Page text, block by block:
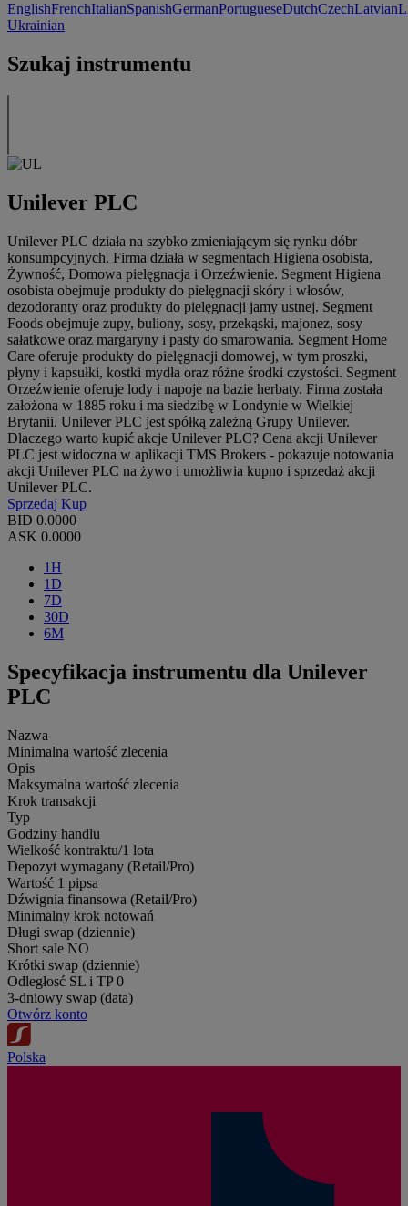
EnglishFrenchItalianSpanishGermanPortugueseDutchCzechLatvian
Ukrainian
Szukaj instrumentu
Unilever PLC
Unilever PLC działa na szybko zmieniającym się rynku dóbr
konsumpcyjnych. Firma działa w segmentach Higiena osobista,
Żywność, Domowa pielęgnacja i Orzeźwienie. Segment Higiena
osobista obejmuje produkty do pielęgnacji skóry i włosów,
dezodoranty oraz produkty do pielęgnacji jamy ustnej. Segment
Foods obejmuje zupy, buliony, sosy, przekąski, majonez, sosy
sałatkowe oraz margaryny i pasty do smarowania. Segment Home
Care oferuje produkty do pielęgnacji domowej, w tym proszki,
płyny i kapsułki, kostki mydła oraz różne środki czystości. Segment
Orzeźwienie oferuje lody i napoje na bazie herbaty. Firma została
założona w 1885 roku i ma siedzibę w Londynie w Wielkiej
Brytanii. Unilever PLC jest spółką zależną Grupy Unilever.
Dlaczego warto kupić akcje Unilever PLC? Cena akcji Unilever
PLC jest widoczna w aplikacji TMS Brokers - pokazuje notowania
akcji Unilever PLC na żywo i umożliwia kupno i sprzedaż akcji
Unilever PLC.
Sprzedaj Kup
BID 0.0000
ASK 0.0000
1H
1D
7D
30D
6M
Specyfikacja instrumentu dla Unilever
PLC
Nazwa
Minimalna wartość zlecenia
Opis
Maksymalna wartość zlecenia
Krok transakcji
Typ
Godziny handlu
Wielkość kontraktu/1 lota
Depozyt wymagany (Retail/Pro)
Wartość 1 pipsa
Dźwignia finansowa (Retail/Pro)
Minimalny krok notowań
Długi swap (dziennie)
Short sale NO
Krótki swap (dziennie)
Odległosć SL i TP 0
3-dniowy swap (data)
Otwórz konto
Polska